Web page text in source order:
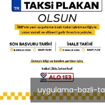
uygulama-bazli-